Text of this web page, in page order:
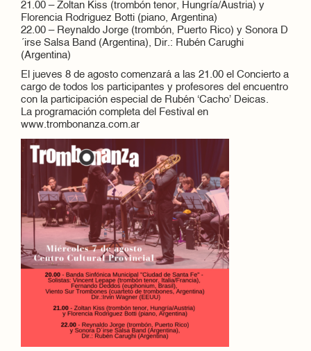
21.00 – Zoltan Kiss (trombón tenor, Hungría/Austria) y
Florencia Rodriguez Botti (piano, Argentina)
22.00 – Reynaldo Jorge (trombón, Puerto Rico) y Sonora D
´irse Salsa Band (Argentina), Dir.: Rubén Carughi
(Argentina)
El jueves 8 de agosto comenzará a las 21.00 el Concierto a
cargo de todos los participantes y profesores del encuentro
con la participación especial de Rubén ‘Cacho’ Deicas.
La programación completa del Festival en
www.trombonanza.com.ar